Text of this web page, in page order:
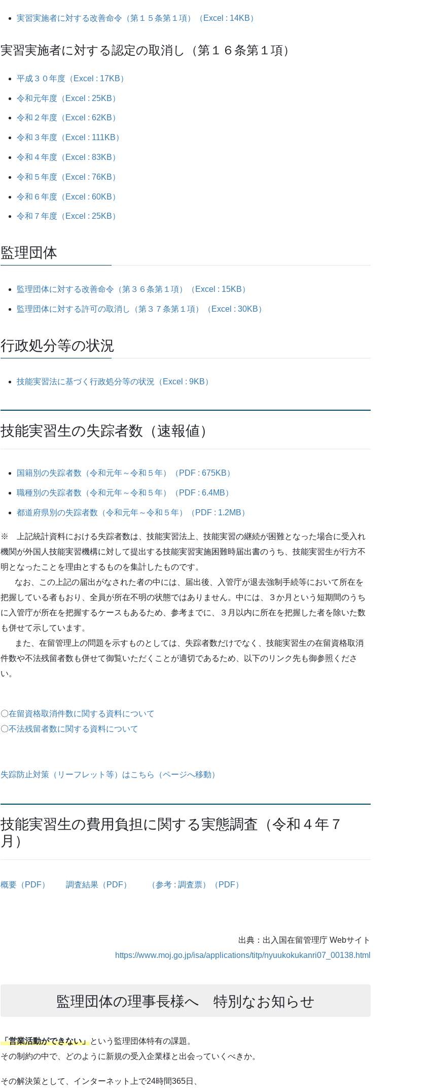
実習実施者に対する改善命令（第１５条第１項）（Excel : 14KB）
実習実施者に対する認定の取消し（第１６条第１項）
平成３０年度（Excel : 17KB）
令和元年度（Excel : 25KB）
令和２年度（Excel : 62KB）
令和３年度（Excel : 111KB）
令和４年度（Excel : 83KB）
令和５年度（Excel : 76KB）
令和６年度（Excel : 60KB）
令和７年度（Excel : 25KB）
監理団体
監理団体に対する改善命令（第３６条第１項）（Excel : 15KB）
監理団体に対する許可の取消し（第３７条第１項）（Excel : 30KB）
行政処分等の状況
技能実習法に基づく行政処分等の状況（Excel : 9KB）
技能実習生の失踪者数（速報値）
国籍別の失踪者数（令和元年～令和５年）（PDF : 675KB）
職種別の失踪者数（令和元年～令和５年）（PDF : 6.4MB）
都道府県別の失踪者数（令和元年～令和５年）（PDF : 1.2MB）
※ 上記統計資料における失踪者数は、技能実習法上、技能実習の継続が困難となった場合に受入れ
機関が外国人技能実習機構に対して提出する技能実習実施困難時届出書のうち、技能実習生が行方不
明となったことを理由とするものを集計したものです。
なお、この上記の届出がなされた者の中には、届出後、入管庁が退去強制手続等において所在を
把握している者もおり、全員が所在不明の状態ではありません。中には、３か月という短期間のうち
に入管庁が所在を把握するケースもあるため、参考までに、３月以内に所在を把握した者を除いた数
も併せて示しています。
また、在留管理上の問題を示すものとしては、失踪者数だけでなく、技能実習生の在留資格取消
件数や不法残留者数も併せて御覧いただくことが適切であるため、以下のリンク先も御参照くださ
い。
〇在留資格取消件数に関する資料について
〇不法残留者数に関する資料について
失踪防止対策（リーフレット等）はこちら（ページへ移動）
技能実習生の費用負担に関する実態調査（令和４年７
月）
概要（PDF） 調査結果（PDF） （参考 : 調査票）（PDF）
出典：出入国在留管理庁 Webサイト
https://www.moj.go.jp/isa/applications/titp/nyuukokukanri07_00138.html
監理団体の理事長様へ 特別なお知らせ
「営業活動ができない」という監理団体特有の課題。
その制約の中で、どのように新規の受入企業様と出会っていくべきか。
その解決策として、インターネット上で24時間365日、